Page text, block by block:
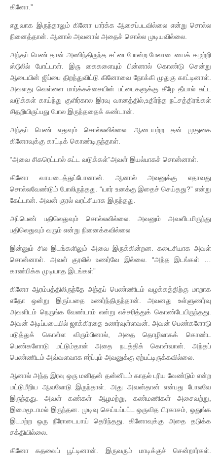
கினோ.”
எதுவாக இருந்தாலும் கினோ பார்க்க ஆசைப்படவில்லை என்று சொல்ல
நினைத்தான். ஆனால் அவனால் அதைச் சொல்ல முடியவில்லை.
அந்தப் பெண் தான் அணிந்திருந்த சட்டைபோன்ற மேலாடையைக் கழற்றி
ஸ்டூலில் போட்டாள். இரு கைகளையும் பின்னால் கொண்டு சென்று
ஆடையின் ஜிப்பை திறந்துவிட்டு கினோவை நோக்கி முதுகு காட்டினாள்.
அவளது வெள்ளை மார்க்கச்சையின் பட்டைகளுக்கு கீழே தீயால் சுட்ட
வடுக்கள் காய்ந்து குளிர்கால இரவு வானத்தில்,உதிர்ந்த நட்சத்திரங்கள்
சிதறியிருப்பது போல இருந்ததைக் கண்டான்.
அந்தப் பெண் எதுவும் சொல்லவில்லை. ஆடையற்ற தன் முதுகை
கினோவுக்கு காட்டிக் கொண்டிருந்தாள்.
“அவை சிகரெட்டால் சுட்ட வடுக்கள்”அவள் இயல்பாகச் சொன்னாள்.
கினோ வாயடைத்துப்போனான். ஆனால் அவனுக்கு எதாவது
சொல்லவேண்டும் போலிருந்தது. “யார் உனக்கு இதைச் செய்தது?” என்று
கேட்டான். அவன் குரல் வரட்சியாக இருந்தது.
அப்பெண் பதிலெதுவும் சொல்லவில்லை. அவனும் அவளிடமிருந்து
பதிலெதுவும் வரும் என்று நினைக்கவில்லை
இன்னும் சில இடங்களிலும் அவை இருக்கின்றன. கடைசியாக அவள்
சொன்னாள். அவள் குரலில் உணர்வே இல்லை. “அந்த இடங்கள் …
காண்பிக்க முடியாத இடங்கள்”
கினோ ஆரம்பத்திலிருந்தே அந்தப் பெண்ணிடம் வழக்கத்திற்கு மாறாக
எதோ ஒன்று இருப்பதை உணர்ந்திருந்தான். அவனது உள்ளுணர்வு
அவளிடம் நெருங்க வேண்டாம் என்று எச்சரித்துக் கொண்டேயிருந்தது.
அவன் அடிப்படையில் ஜாக்கிரதை உணர்வுள்ளவன். அவன் பெண்களோடு
படுத்துக் கொள்ள விரும்பினால், அதை தொழிலாகக் கொண்ட
பெண்களோடு மட்டும்தான் அதை நடத்திக் கொள்வான். அந்தப்
பெண்ணிடம் அவ்வளவாக ஈர்ப்பும் அவனுக்கு ஏற்பட்டிருக்கவில்லை.
ஆனால் அந்த இரவு ஒரு மனிதன் தன்னிடம் காதல் புரிய வேண்டும் என்ற
மட்டுமீறிய ஆவலோடு இருந்தாள். அது அவன்தான் என்பது போலவே
இருந்தது. அவள் கண்கள் ஆழமற்று, கண்மணிகள் அசைவற்று,
இமைமூடாமல் இருந்தன. முடிவு செய்யப்பட்ட ஒருவித பிரகாசம், ஒதுங்க
இடமற்ற ஒரு நீரோடையாய் தெரிந்தது. கினோவுக்கு அதை தடுக்க
சக்தியில்லை.
கினோ கதவைப் பூட்டினான். இருவரும் மாடிக்குச் சென்றார்கள்.